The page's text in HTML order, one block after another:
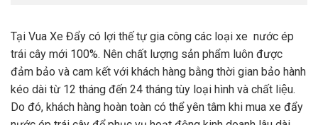
Tại Vua Xe Đẩy có lợi thế tự gia công các loại xe nước ép
trái cây mới 100%. Nên chất lượng sản phẩm luôn được
đảm bảo và cam kết với khách hàng bằng thời gian bảo hành
kéo dài từ 12 tháng đến 24 tháng tùy loại hình và chất liệu.
Do đó, khách hàng hoàn toàn có thể yên tâm khi mua xe đẩy